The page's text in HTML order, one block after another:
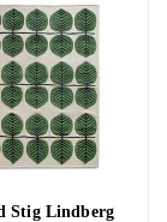
Stig Lindberg